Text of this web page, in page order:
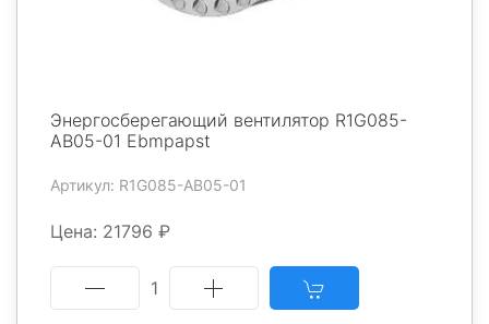
Энергосберегающий вентилятор R1G085-
AB05-01 Ebmpapst
Артикул: R1G085-AB05-01
Цена: 21796 ₽
1